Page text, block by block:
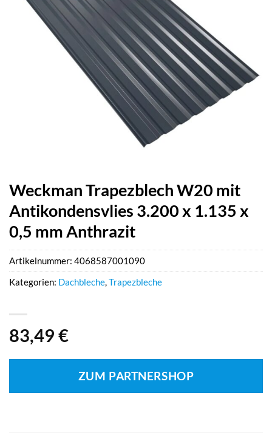
Weckman Trapezblech W20 mit
Antikondensvlies 3.200 x 1.135 x
0,5 mm Anthrazit
83,49 €
ZUM PARTNERSHOP
Artikelnummer: 4068587001090
Kategorien: Dachbleche,Trapezbleche